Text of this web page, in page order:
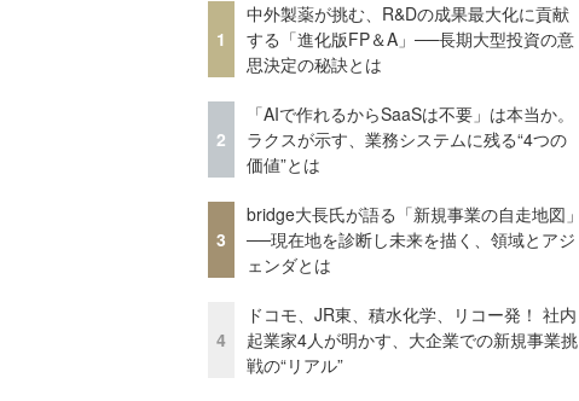
1
中外製薬が挑む、R&Dの成果最大化に貢献
する「進化版FP＆A」──長期大型投資の意
思決定の秘訣とは
2
「AIで作れるからSaaSは不要」は本当か。
ラクスが示す、業務システムに残る“4つの
価値”とは
3
bridge大長氏が語る「新規事業の自走地図」
──現在地を診断し未来を描く、領域とアジ
ェンダとは
4
ドコモ、JR東、積水化学、リコー発！ 社内
起業家4人が明かす、大企業での新規事業挑
戦の“リアル”